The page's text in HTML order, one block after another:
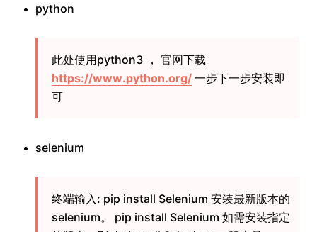
python
此处使用python3 ， 官网下载
https://www.python.org/ 一步下一步安装即
可
selenium
终端输入: pip install Selenium 安装最新版本的
selenium。 pip install Selenium 如需安装指定